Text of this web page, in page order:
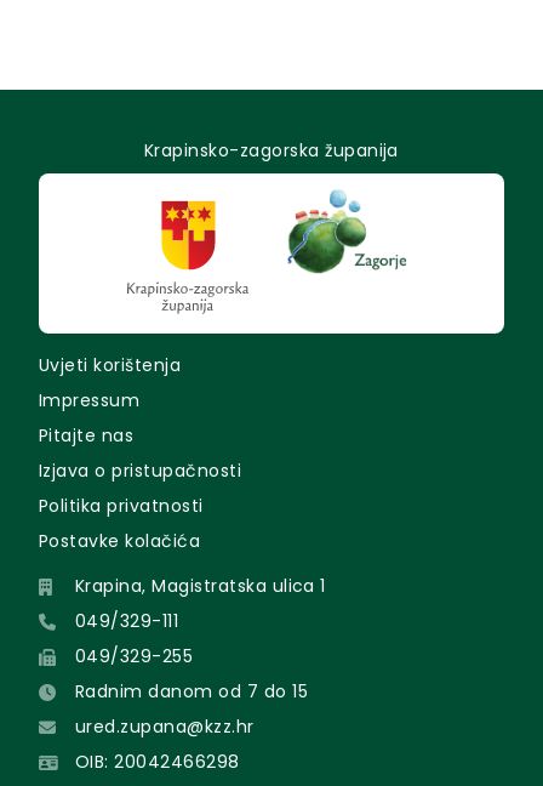
Krapinsko-zagorska županija
Uvjeti korištenja
Impressum
Pitajte nas
Izjava o pristupačnosti
Politika privatnosti
Postavke kolačića
Krapina, Magistratska ulica 1
049/329-111
049/329-255
Radnim danom od 7 do 15
ured.zupana@kzz.hr
OIB: 20042466298